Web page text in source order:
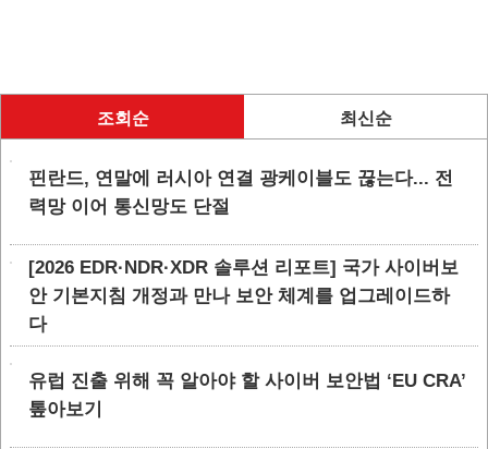
조회순 최신순
핀란드, 연말에 러시아 연결 광케이블도 끊는다... 전
력망 이어 통신망도 단절
[2026 EDR·NDR·XDR 솔루션 리포트] 국가 사이버보
안 기본지침 개정과 만나 보안 체계를 업그레이드하
다
유럽 진출 위해 꼭 알아야 할 사이버 보안법 ‘EU CRA’
톺아보기